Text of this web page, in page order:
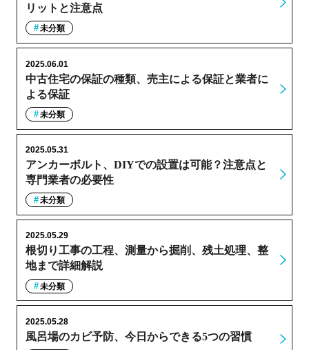
リットと注意点
未分類
中古住宅の保証の種類、売主による保証と業者に
よる保証
2025.06.01
未分類
アンカーボルト、DIYでの設置は可能？注意点と
専門業者の必要性
2025.05.31
未分類
根切り工事の工程、測量から掘削、残土処理、整
地まで詳細解説
2025.05.29
未分類
風呂場のカビ予防、今日からできる5つの習慣
2025.05.28